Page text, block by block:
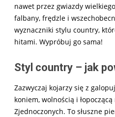
nawet przez gwiazdy
falbany, frędzle i
wyznaczniki stylu country,
hitami. Wypróbuj go sama!
Styl country – jak
Zazwyczaj kojarzy się z
koniem, wolnością i
Zjednoczonych. To słuszne